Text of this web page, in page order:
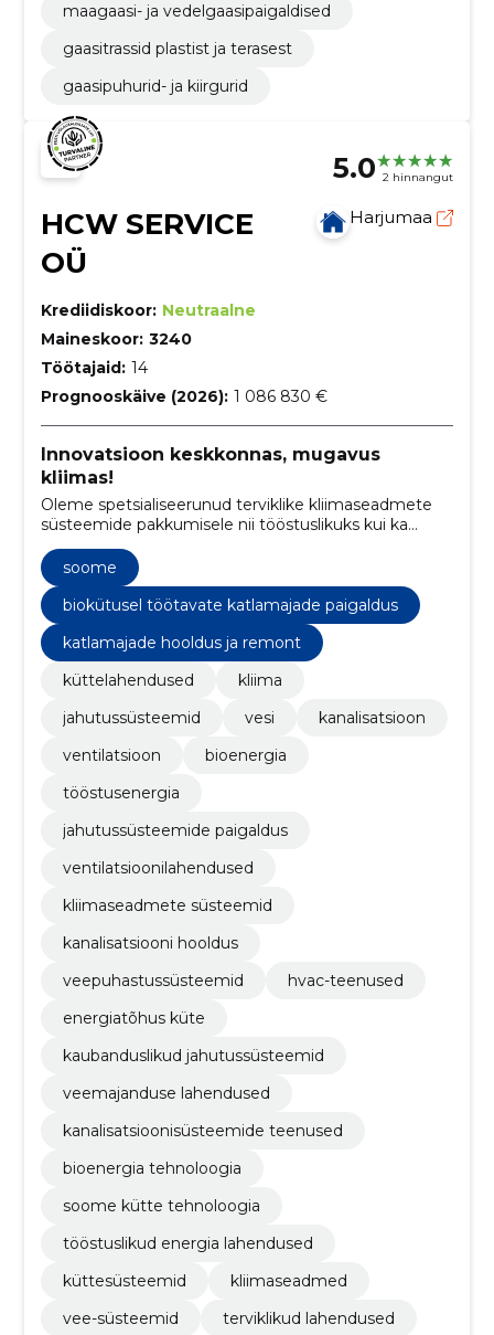
maagaasi- ja vedelgaasipaigaldised
gaasitrassid plastist ja terasest
gaasipuhurid- ja kiirgurid
5.0 2 hinnangut
HCW SERVICE
OÜ
Harjumaa
Krediidiskoor: Neutraalne
Maineskoor: 3240
Töötajaid: 14
Prognooskäive (2026): 1 086 830 €
Innovatsioon keskkonnas, mugavus
kliimas!
Oleme spetsialiseerunud terviklike kliimaseadmete
süsteemide pakkumisele nii tööstuslikuks kui ka
elamumajanduslikuks kasutamiseks.
soome
biokütusel töötavate katlamajade paigaldus
katlamajade hooldus ja remont
küttelahendused
kliima
jahutussüsteemid
vesi
kanalisatsioon
ventilatsioon
bioenergia
tööstusenergia
jahutussüsteemide paigaldus
ventilatsioonilahendused
kliimaseadmete süsteemid
kanalisatsiooni hooldus
veepuhastussüsteemid
hvac-teenused
energiatõhus küte
kaubanduslikud jahutussüsteemid
veemajanduse lahendused
kanalisatsioonisüsteemide teenused
bioenergia tehnoloogia
soome kütte tehnoloogia
tööstuslikud energia lahendused
küttesüsteemid
kliimaseadmed
vee-süsteemid
terviklikud lahendused